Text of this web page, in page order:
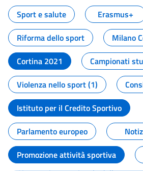
Sport e salute
Erasmus+
Riforma dello sport
Milano
Cortina 2021
Campionati
Violenza nello sport (1)
Istituto per il Credito Sportivo
Parlamento europeo
Promozione attività sportiva